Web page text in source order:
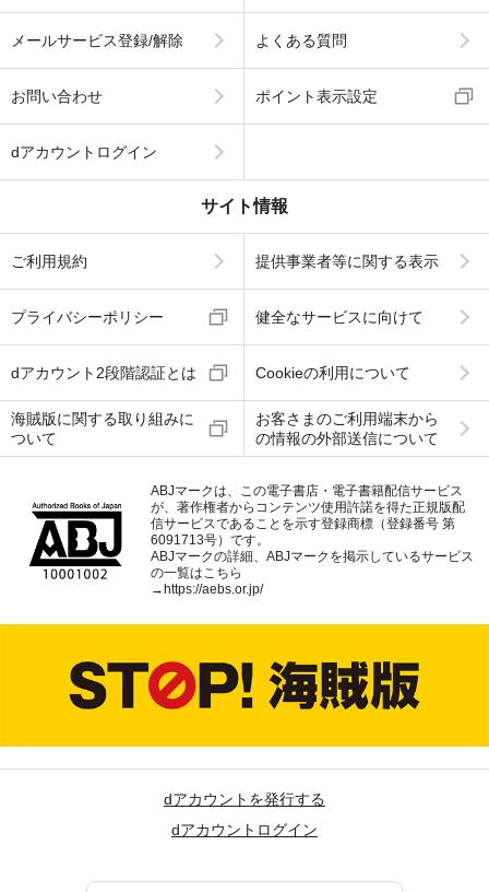
メールサービス登録/解除 よくある質問
お問い合わせ ポイント表示設定
dアカウントログイン
サイト情報
ご利用規約 提供事業者等に関する表示
プライバシーポリシー 健全なサービスに向けて
dアカウント2段階認証とは Cookieの利用について
海賊版に関する取り組みに
ついて
お客さまのご利用端末から
の情報の外部送信について
ABJマークは、この電子書店・電子書籍配信サービス
が、著作権者からコンテンツ使用許諾を得た正規版配
信サービスであることを示す登録商標（登録番号 第
6091713号）です。
ABJマークの詳細、ABJマークを掲示しているサービス
の一覧はこちら
→ https://aebs.or.jp/
dアカウントを発行する
dアカウントログイン